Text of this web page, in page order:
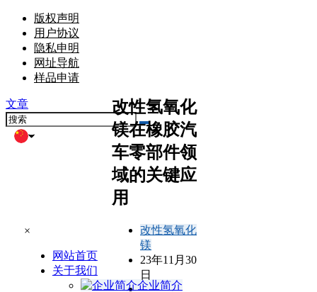
版权声明
用户协议
隐私申明
网址导航
样品申请
文章
×
网站首页
关于我们
企业简介
改性氢氧化
镁在橡胶汽
车零部件领
域的关键应
用
改性氢氧化
镁
23年11月30
日